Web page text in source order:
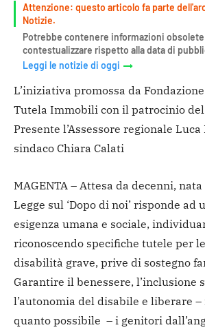
Attenzione: questo articolo fa parte
Notizie.
Potrebbe contenere informazioni
contestualizzare rispetto alla data di
Leggi le notizie di oggi
L’iniziativa promossa da
Tutela Immobili con il patrocinio del
Presente l’Assessore regionale
sindaco Chiara Calati
MAGENTA – Attesa da decenni,
Legge sul ‘Dopo di noi’ risponde ad
esigenza umana e sociale,
riconoscendo specifiche tutele per
disabilità grave, prive di sostegno
Garantire il benessere, l’inclusione
l’autonomia del disabile e liberare
quanto possibile – i genitori